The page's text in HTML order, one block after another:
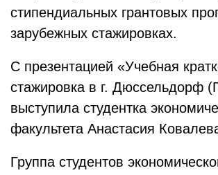
стипендиальных грантовых
зарубежных стажировках.
С презентацией «Учебная
стажировка в г. Дюссельдорф
выступила студентка
факультета Анастасия
Группа студентов